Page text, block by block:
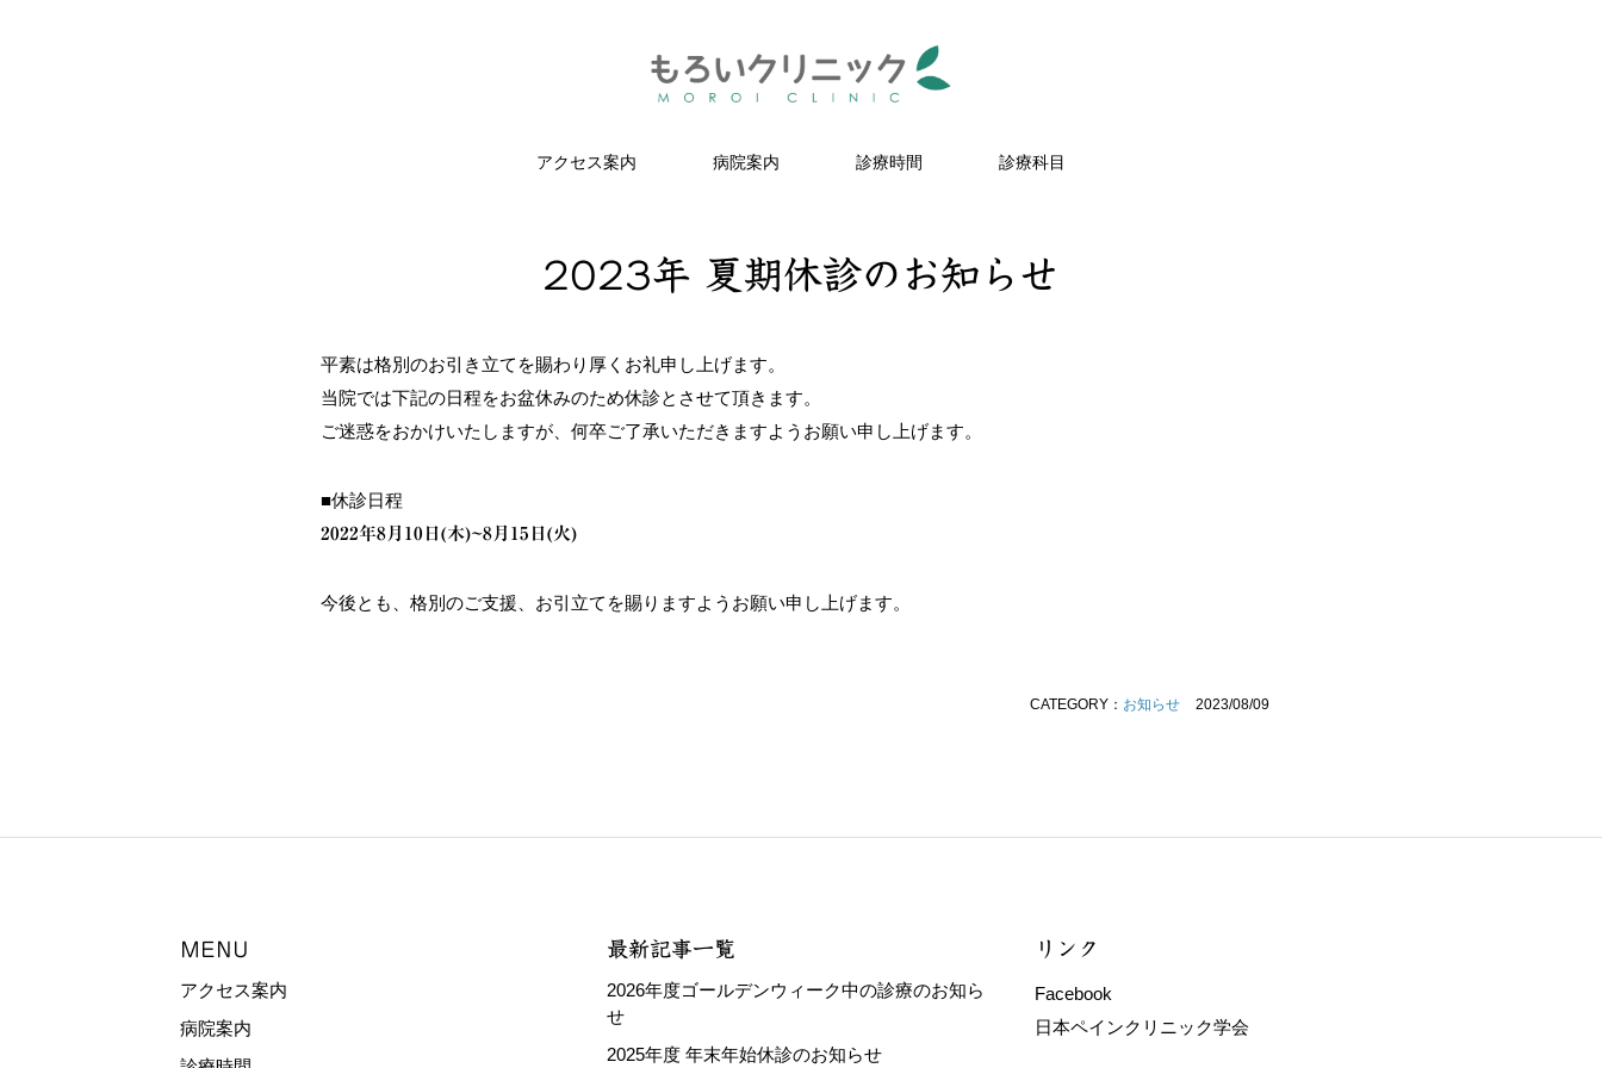
アクセス案内 病院案内 診療時間 診療科目
2023年 夏期休診のお知らせ
平素は格別のお引き立てを賜わり厚くお礼申し上げます。
当院では下記の日程をお盆休みのため休診とさせて頂きます。
ご迷惑をおかけいたしますが、何卒ご了承いただきますようお願い申し上げます。
■休診日程
2022年8月10日(木)~8月15日(火)
今後とも、格別のご支援、お引立てを賜りますようお願い申し上げます。
CATEGORY： お知らせ 2023/08/09
MENU
アクセス案内
病院案内
最新記事一覧
2026年度ゴールデンウィーク中の診療のお知ら
せ
2025年度 年末年始休診のお知らせ
リンク
Facebook
日本ペインクリニック学会